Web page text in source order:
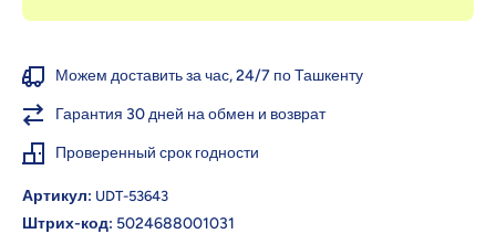
4+ мес.,
Можем доставить за час, 24/7 по Ташкенту
Гарантия 30 дней на обмен и возврат
Проверенный срок годности
Артикул: UDT-53643
Штрих-код: 5024688001031